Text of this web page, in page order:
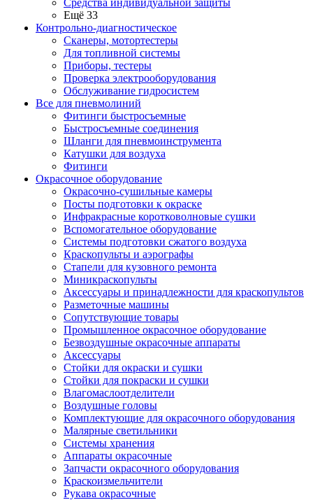
Средства индивидуальной защиты
Ещё 33
Контрольно-диагностическое
Сканеры, мотортестеры
Для топливной системы
Приборы, тестеры
Проверка электрооборудования
Обслуживание гидросистем
Все для пневмолиний
Фитинги быстросъемные
Быстросъемные соединения
Шланги для пневмоинструмента
Катушки для воздуха
Фитинги
Окрасочное оборудование
Окрасочно-сушильные камеры
Посты подготовки к окраске
Инфракрасные коротковолновые сушки
Вспомогательное оборудование
Системы подготовки сжатого воздуха
Краскопульты и аэрографы
Стапели для кузовного ремонта
Миникраскопульты
Аксессуары и принадлежности для краскопультов
Разметочные машины
Сопутствующие товары
Промышленное окрасочное оборудование
Безвоздушные окрасочные аппараты
Аксессуары
Стойки для окраски и сушки
Стойки для покраски и сушки
Влагомаслоотделители
Воздушные головы
Комплектующие для окрасочного оборудования
Малярные светильники
Системы хранения
Аппараты окрасочные
Запчасти окрасочного оборудования
Краскоизмельчители
Рукава окрасочные